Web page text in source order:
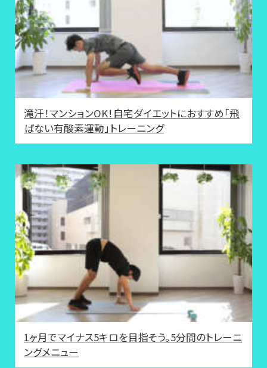
滝汗！マンションOK！自宅ダイエットにおすすめ「飛
ばない有酸素運動」トレーニング
1ヶ月でマイナス5キロを目指そう。5分間のトレーニ
ングメニュー